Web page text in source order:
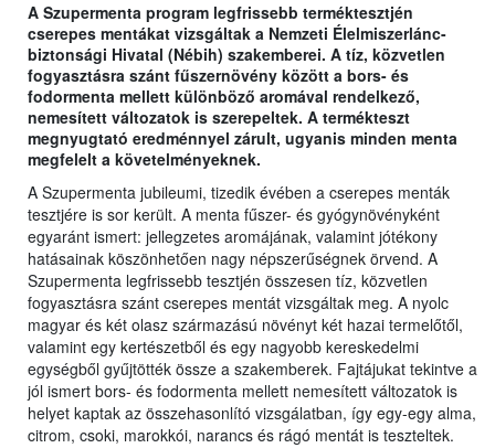
A Szupermenta program legfrissebb terméktesztjén
cserepes mentákat vizsgáltak a Nemzeti Élelmiszerlánc-
biztonsági Hivatal (Nébih) szakemberei. A tíz, közvetlen
fogyasztásra szánt fűszernövény között a bors- és
fodormenta mellett különböző aromával rendelkező,
nemesített változatok is szerepeltek. A termékteszt
megnyugtató eredménnyel zárult, ugyanis minden menta
megfelelt a követelményeknek.
A Szupermenta jubileumi, tizedik évében a cserepes menták
tesztjére is sor került. A menta fűszer- és gyógynövényként
egyaránt ismert: jellegzetes aromájának, valamint jótékony
hatásainak köszönhetően nagy népszerűségnek örvend. A
Szupermenta legfrissebb tesztjén összesen tíz, közvetlen
fogyasztásra szánt cserepes mentát vizsgáltak meg. A nyolc
magyar és két olasz származású növényt két hazai termelőtől,
valamint egy kertészetből és egy nagyobb kereskedelmi
egységből gyűjtötték össze a szakemberek. Fajtájukat tekintve a
jól ismert bors- és fodormenta mellett nemesített változatok is
helyet kaptak az összehasonlító vizsgálatban, így egy-egy alma,
citrom, csoki, marokkói, narancs és rágó mentát is teszteltek.